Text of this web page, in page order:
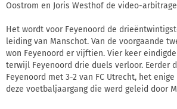
Oostrom en Joris Westhof de video-
Het wordt voor Feyenoord de
leiding van Manschot. Van de voorgaande
won Feyenoord er vijftien. Vier keer
terwijl Feyenoord drie duels verloor. Eerder
Feyenoord met 3-2 van FC Utrecht, het
deze voetbaljaargang die werd geleid door